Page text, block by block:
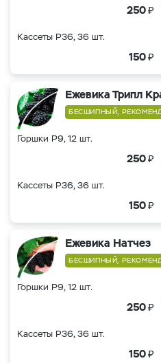
250₽
Кассеты Р36, 36 шт.
150₽
Ежевика Трипл
БЕСШИПНЫЙ,
Горшки Р9, 12 шт.
250₽
Кассеты Р36, 36 шт.
150₽
Ежевика Натчез
БЕСШИПНЫЙ,
Горшки Р9, 12 шт.
250₽
Кассеты Р36, 36 шт.
150₽